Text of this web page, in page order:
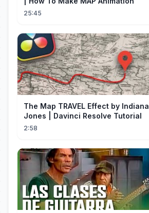
25:45
The Map TRAVEL Effect by Indiana
Jones | Davinci Resolve Tutorial
2:58